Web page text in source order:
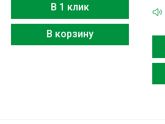
В 1 клик
В корзину